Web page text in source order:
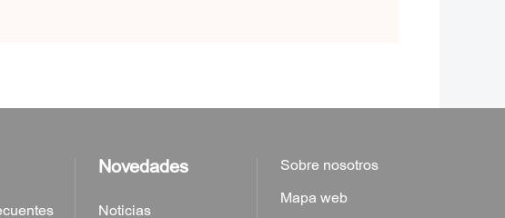
Novedades
Noticias
Sobre nosotros
Mapa web